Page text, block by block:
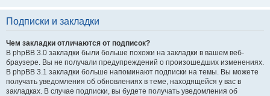
Подписки и закладки
Чем закладки отличаются от подписок?
В phpBB 3.0 закладки были больше похожи на закладки в вашем веб-
браузере. Вы не получали предупреждений о произошедших изменениях.
В phpBB 3.1 закладки больше напоминают подписки на темы. Вы можете
получать уведомления об обновлениях в теме, находящейся у вас в
закладках. В случае подписки, вы будете получать уведомления об